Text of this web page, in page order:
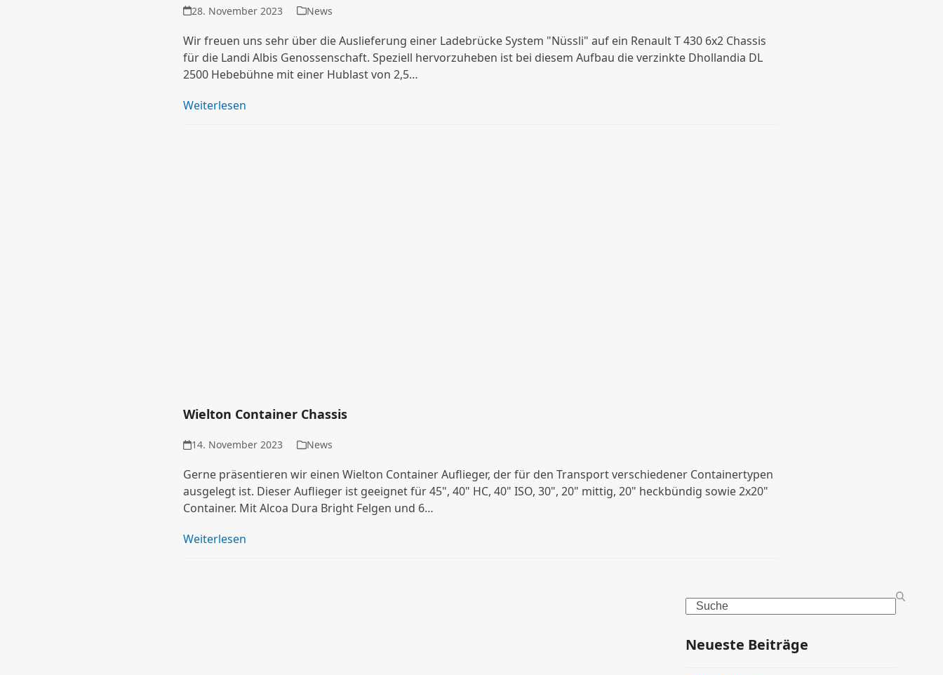
28. November 2023 News
Wir freuen uns sehr über die Auslieferung einer Ladebrücke System "Nüssli" auf ein Renault T 430 6x2 Chassis
für die Landi Albis Genossenschaft. Speziell hervorzuheben ist bei diesem Aufbau die verzinkte Dhollandia DL
2500 Hebebühne mit einer Hublast von 2,5…
Weiterlesen
Wielton Container Chassis
14. November 2023 News
Gerne präsentieren wir einen Wielton Container Auflieger, der für den Transport verschiedener Containertypen
ausgelegt ist. Dieser Auflieger ist geeignet für 45", 40" HC, 40" ISO, 30", 20" mittig, 20" heckbündig sowie 2x20"
Container. Mit Alcoa Dura Bright Felgen und 6…
Weiterlesen
Search
Neueste Beiträge